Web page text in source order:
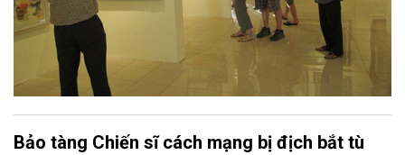
Bảo tàng Chiến sĩ cách mạng bị địch bắt tù